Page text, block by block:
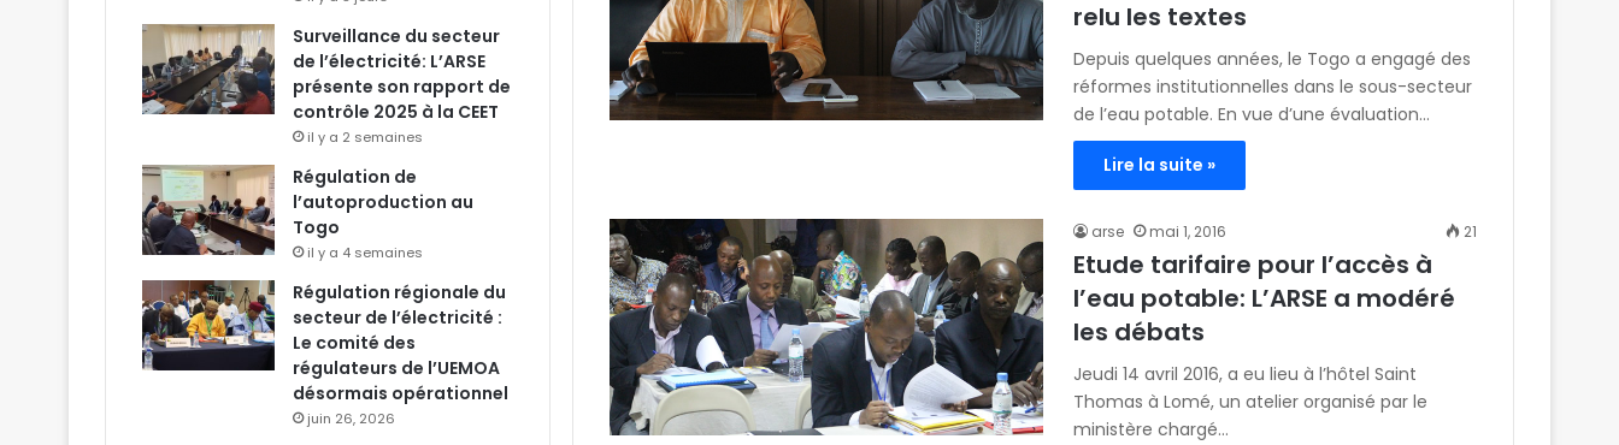
relu les textes
Depuis quelques années, le Togo a engagé des
réformes institutionnelles dans le sous-secteur
de l’eau potable. En vue d’une évaluation…
Lire la suite »
arse mai 1, 2016 21
Etude tarifaire pour l’accès à
l’eau potable: L’ARSE a modéré
les débats
Jeudi 14 avril 2016, a eu lieu à l’hôtel Saint
Thomas à Lomé, un atelier organisé par le
ministère chargé…
Surveillance du secteur
de l’électricité: L’ARSE
présente son rapport de
contrôle 2025 à la CEET
il y a 2 semaines
Régulation de
l’autoproduction au
Togo
il y a 4 semaines
Régulation régionale du
secteur de l’électricité :
Le comité des
régulateurs de l’UEMOA
désormais opérationnel
juin 26, 2026